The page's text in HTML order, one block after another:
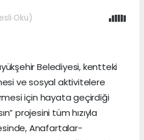
Oku)
Belediyesi, kentteki
ve sosyal aktivitelere
için hayata geçirdiği
projesini tüm hızıyla
Anafartalar-